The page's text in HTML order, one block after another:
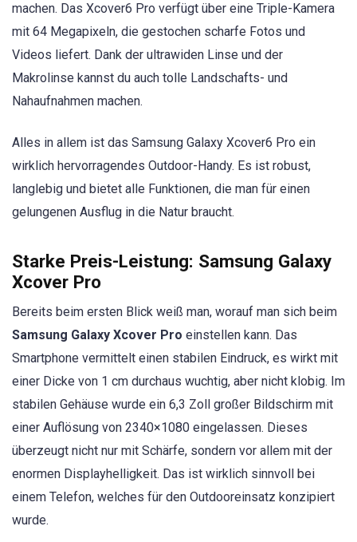
machen. Das Xcover6 Pro verfügt über eine Triple-Kamera
mit 64 Megapixeln, die gestochen scharfe Fotos und
Videos liefert. Dank der ultrawiden Linse und der
Makrolinse kannst du auch tolle Landschafts- und
Nahaufnahmen machen.
Alles in allem ist das Samsung Galaxy Xcover6 Pro ein
wirklich hervorragendes Outdoor-Handy. Es ist robust,
langlebig und bietet alle Funktionen, die man für einen
gelungenen Ausflug in die Natur braucht.
Starke Preis-Leistung: Samsung Galaxy
Xcover Pro
Bereits beim ersten Blick weiß man, worauf man sich beim
Samsung Galaxy Xcover Pro einstellen kann. Das
Smartphone vermittelt einen stabilen Eindruck, es wirkt mit
einer Dicke von 1 cm durchaus wuchtig, aber nicht klobig. Im
stabilen Gehäuse wurde ein 6,3 Zoll großer Bildschirm mit
einer Auflösung von 2340×1080 eingelassen. Dieses
überzeugt nicht nur mit Schärfe, sondern vor allem mit der
enormen Displayhelligkeit. Das ist wirklich sinnvoll bei
einem Telefon, welches für den Outdooreinsatz konzipiert
wurde.